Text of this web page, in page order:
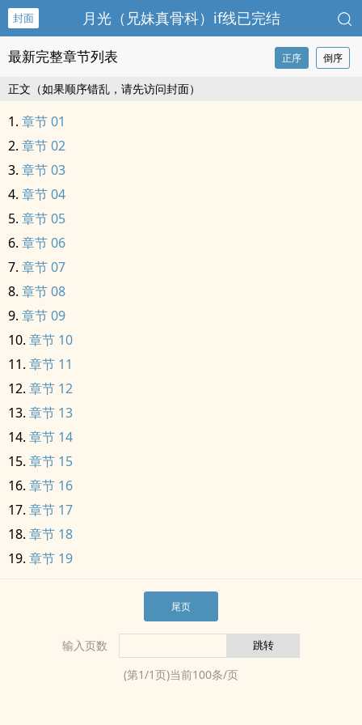
封面 月光（‎兄‎‌‎妹‎‎‌真骨科）if线已完结
最新完整章节列表 正序 倒序
正文（如果顺序错乱，请先访问封面）
章节 01
章节 02
章节 03
章节 04
章节 05
章节 06
章节 07
章节 08
章节 09
章节 10
章节 11
章节 12
章节 13
章节 14
章节 15
章节 16
章节 17
章节 18
章节 19
尾页
输入页数
(第1/1页)当前100条/页